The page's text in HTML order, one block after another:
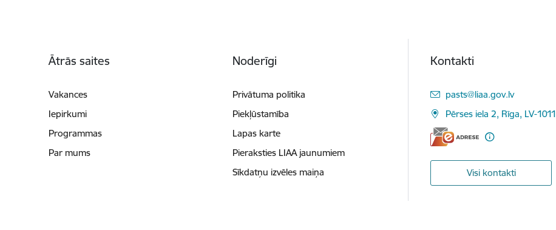
Ātrās saites
Vakances
Iepirkumi
Programmas
Par mums
Noderīgi
Privātuma politika
Piekļūstamība
Lapas karte
Pieraksties LIAA jaunumiem
Sīkdatņu izvēles maiņa
Kontakti
E-pasts:
pasts@liaa.gov.lv
Pērses iela 2, Rīga, LV-1011
Visi kontakti